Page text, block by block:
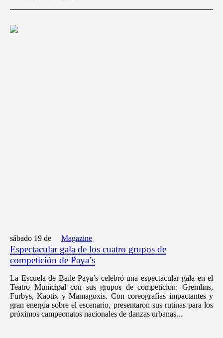
sábado 19 de Magazine
Espectacular gala de los cuatro grupos de
competición de Paya’s
La Escuela de Baile Paya’s celebró una espectacular gala en el
Teatro Municipal con sus grupos de competición: Gremlins,
Furbys, Kaotix y Mamagoxis. Con coreografías impactantes y
gran energía sobre el escenario, presentaron sus rutinas para los
próximos campeonatos nacionales de danzas urbanas...